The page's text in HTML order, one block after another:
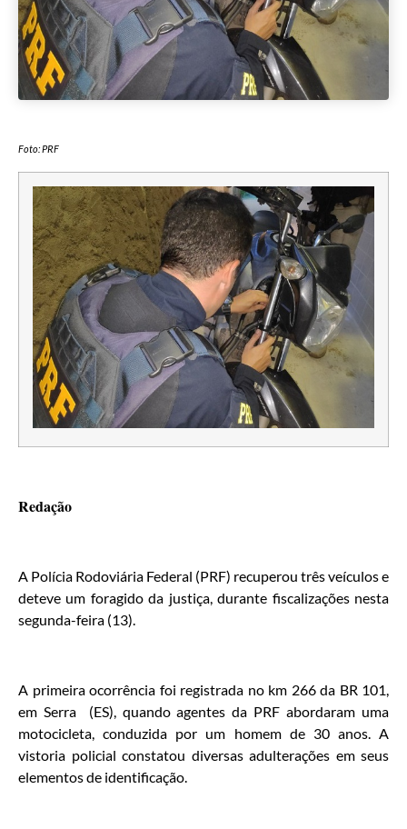
Foto: PRF
Redação
A Polícia Rodoviária Federal (PRF) recuperou três veículos e
deteve um foragido da justiça, durante fiscalizações nesta
segunda-feira (13).
A primeira ocorrência foi registrada no km 266 da BR 101,
em Serra (ES), quando agentes da PRF abordaram uma
motocicleta, conduzida por um homem de 30 anos. A
vistoria policial constatou diversas adulterações em seus
elementos de identificação.